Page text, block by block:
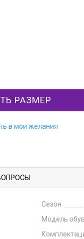
РАЗМЕР
в мои желания
Сезон
Модель